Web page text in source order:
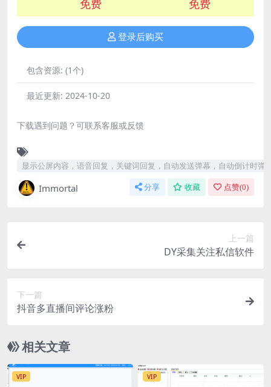
免费 免费
登录后购买
包含资源: (1个)
最近更新: 2024-10-20
下载遇到问题？可联系客服或反馈
显示公屏内容，语音回复，关键词回复，自动发送弹幕，自动倒计时弹
Immortal 分享 收藏 点赞(0)
上一篇
DY采集关注私信软件
下一篇
抖音多直播间评论涨粉
相关文章
VIP VIP